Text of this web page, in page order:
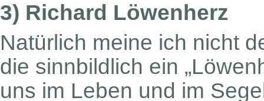
3) Richard Löwenherz
Natürlich meine ich nicht
die sinnbildlich ein
uns im Leben und im